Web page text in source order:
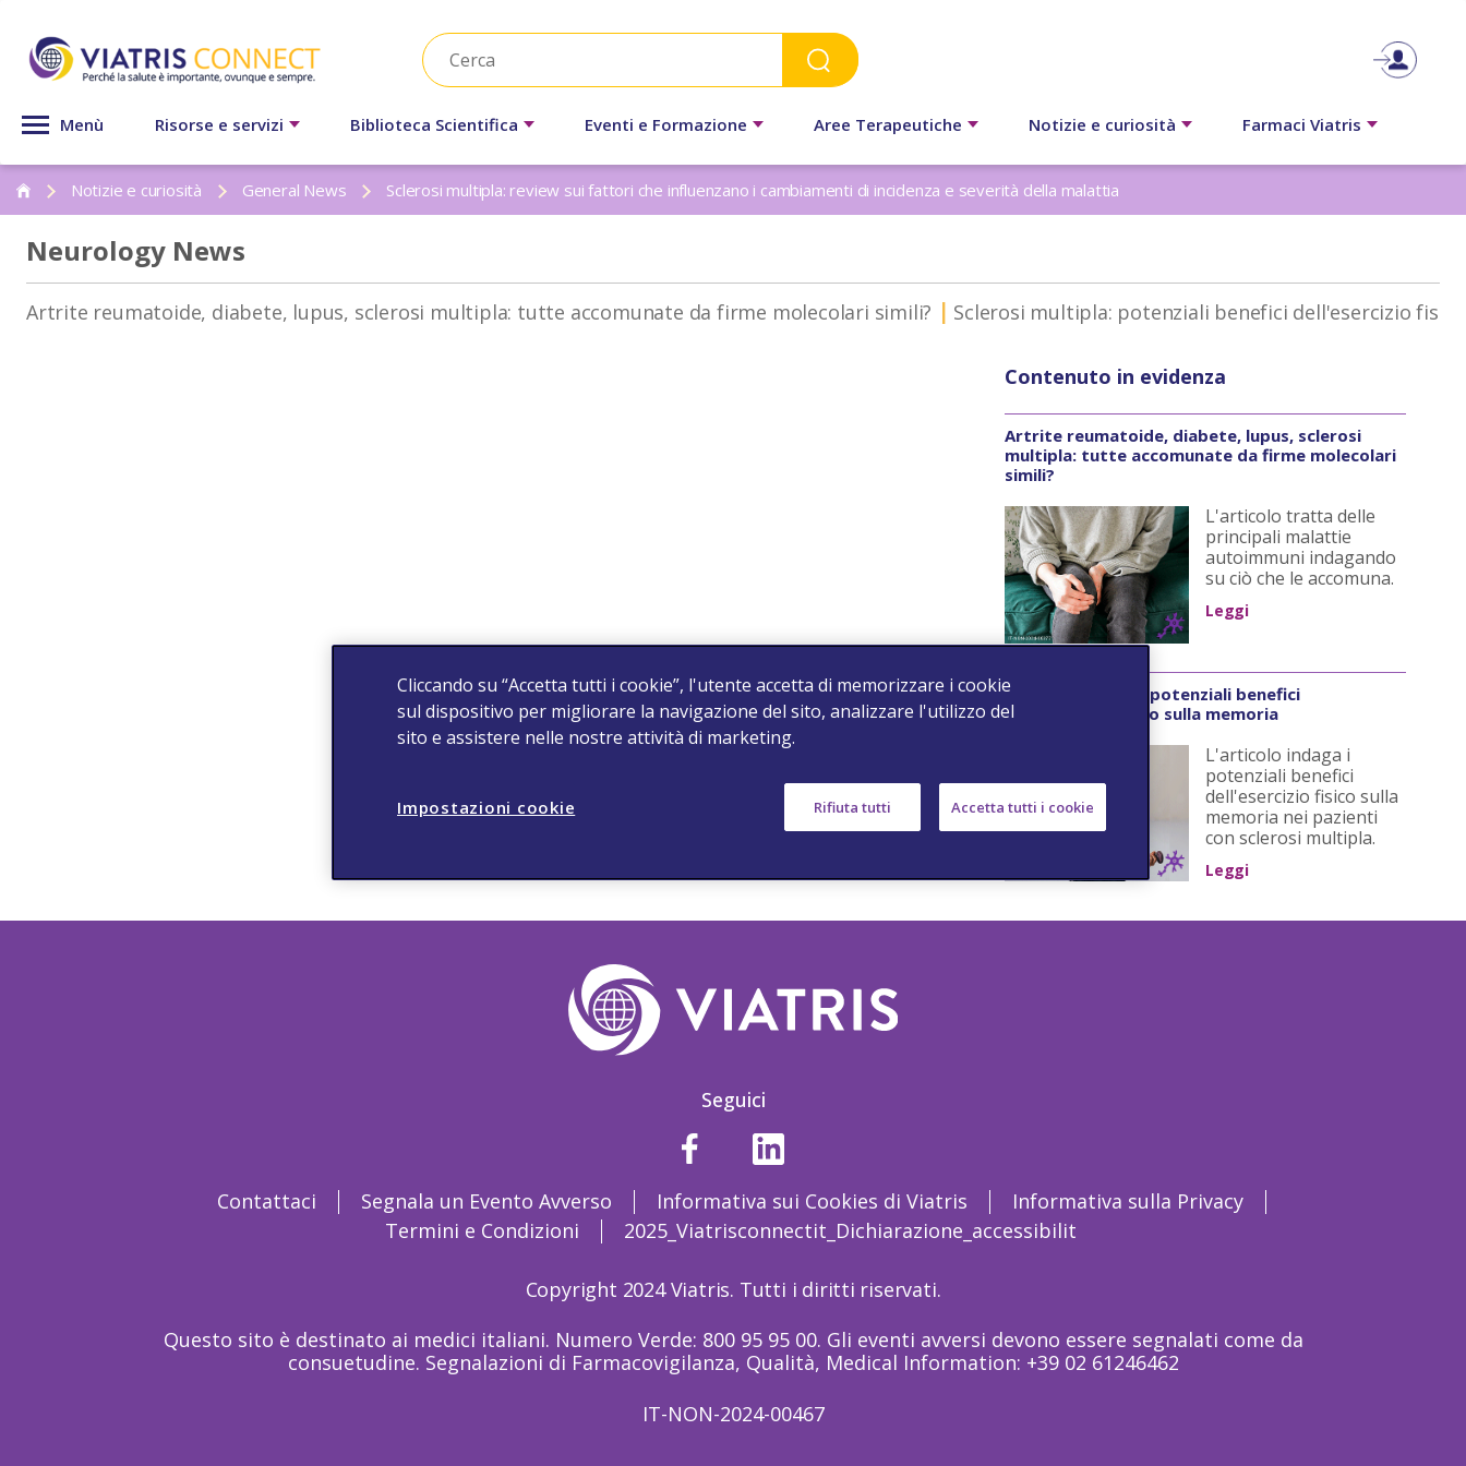
Menù Risorse e servizi Biblioteca Scientifica Eventi e Formazione Aree Terapeutiche Notizie e curiosità Farmaci Viatris
Notizie e curiosità General News Sclerosi multipla: review sui fattori che influenzano i cambiamenti di incidenza e severità della malattia
Neurology News
Artrite reumatoide, diabete, lupus, sclerosi multipla: tutte accomunate da firme molecolari simili? Sclerosi multipla: potenziali benefici dell'esercizio
Contenuto in evidenza
Artrite reumatoide, diabete, lupus, sclerosi
multipla: tutte accomunate da firme molecolari
simili?
L'articolo tratta delle
principali malattie
autoimmuni indagando
su ciò che le accomuna.
Leggi
Sclerosi multipla: potenziali benefici
dell'esercizio fisico sulla memoria
L'articolo indaga i
potenziali benefici
dell'esercizio fisico sulla
memoria nei pazienti
con sclerosi multipla.
Leggi
Seguici
Contattaci Segnala un Evento Avverso Informativa sui Cookies di Viatris
Informativa sulla Privacy
Termini e Condizioni
2025_Viatrisconnectit_Dichiarazione_accessibilit
Copyright 2024 Viatris. Tutti i diritti riservati.
Questo sito è destinato ai medici italiani. Numero Verde: 800 95 95 00. Gli eventi avversi devono essere segnalati come da
consuetudine. Segnalazioni di Farmacovigilanza, Qualità, Medical Information: +39 02 61246462
IT-NON-2024-00467
Cliccando su “Accetta tutti i cookie”, l'utente accetta di memorizzare i cookie
sul dispositivo per migliorare la navigazione del sito, analizzare l'utilizzo del
sito e assistere nelle nostre attività di marketing.
Impostazioni cookie Rifiuta tutti Accetta tutti i cookie